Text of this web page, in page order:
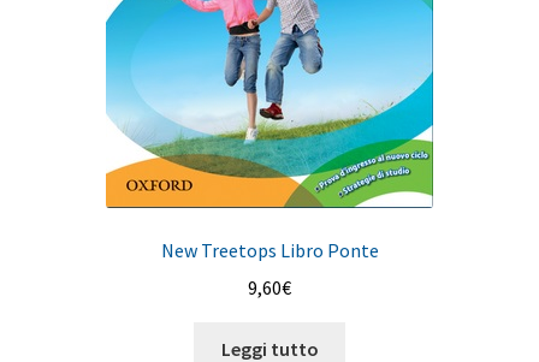
New Treetops Libro Ponte
9,60€
Leggi tutto